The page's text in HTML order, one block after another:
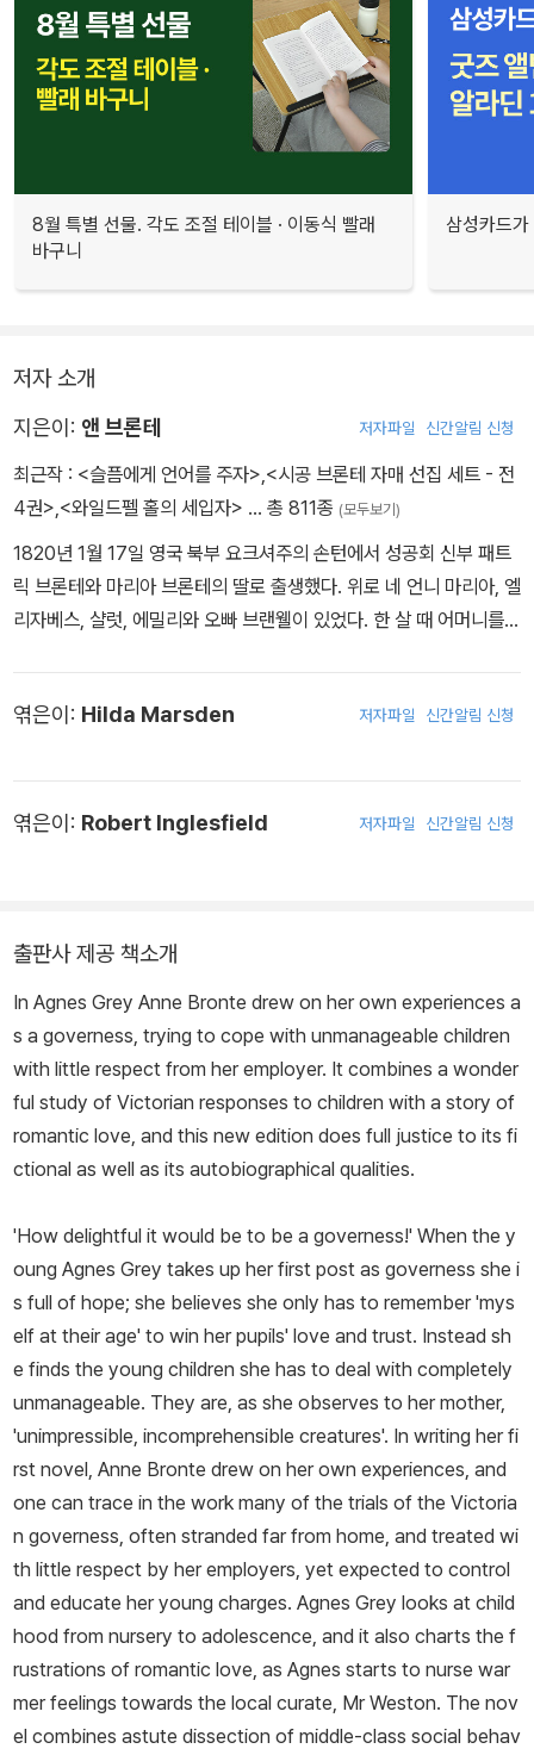
8월 특별 선물. 각도 조절 테이블 · 이동식 빨래
바구니
삼성카드
저자 소개
지은이: 앤 브론테 저자파일 신간알림 신청
최근작 : <슬픔에게 언어를 주자>,<시공 브론테 자매 선집 세트 - 전
4권>,<와일드펠 홀의 세입자> … 총 811종 (모두보기)
1820년 1월 17일 영국 북부 요크셔주의 손턴에서 성공회 신부 패트
릭 브론테와 마리아 브론테의 딸로 출생했다. 위로 네 언니 마리아, 엘
리자베스, 샬럿, 에밀리와 오빠 브랜웰이 있었다. 한 살 때 어머니를
던 앤은 1831년 샬럿이 로헤드 학교로 떠나고 나자 에밀리와 함께 가
로헤드 학교의 교사가 된 샬럿을 따라 학생으로 갔던 에밀리가 향수
병으로 인해 집으로 돌아오게 되어 앤이 그 자리를 대신하지만 2년
시집을 발표한다. 그리고 바로 이듬해인 1847년에 첫 소설 《아그네
인》을 출간한다. 《와일드펠 저택의 여인》의 성공 이후 앤은 더 좋은
작품을 쓰겠다고 다짐하지만 1849년 29세의 젊은 나이에 폐결핵으
려져 있으나, 오늘날에 와서는 브론테 자매 중에서 가장 현대적이고
급진적인 글을 썼다는 재평가가 이루어졌다. 특히 《와일드펠 저택의
여인》은 최초의 진정한 페미니즘 소설이라는 수식어와 함께 ‘BBC
담론을 제시한다는 평을 받았다.
엮은이: Hilda Marsden 저자파일 신간알림 신청
엮은이: Robert Inglesfield 저자파일 신간알림 신청
출판사 제공 책소개
In Agnes Grey Anne Bronte drew on her own experiences a
s a governess, trying to cope with unmanageable children
with little respect from her employer. It combines a wonder
ful study of Victorian responses to children with a story of
romantic love, and this new edition does full justice to its fi
ctional as well as its autobiographical qualities.
'How delightful it would be to be a governess!' When the y
oung Agnes Grey takes up her first post as governess she i
s full of hope; she believes she only has to remember 'mys
elf at their age' to win her pupils' love and trust. Instead sh
e finds the young children she has to deal with completely
unmanageable. They are, as she observes to her mother,
'unimpressible, incomprehensible creatures'. In writing her fi
rst novel, Anne Bronte drew on her own experiences, and
one can trace in the work many of the trials of the Victoria
n governess, often stranded far from home, and treated wi
th little respect by her employers, yet expected to control
and educate her young charges. Agnes Grey looks at child
hood from nursery to adolescence, and it also charts the f
rustrations of romantic love, as Agnes starts to nurse war
mer feelings towards the local curate, Mr Weston. The nov
el combines astute dissection of middle-class social behav